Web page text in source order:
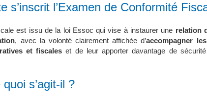
s’inscrit l’Examen de Conformité
est issu de la loi Essoc qui vise à instaurer une relation
, avec la volonté clairement affichée d’accompagner
et fiscales et de leur apporter davantage de
s’agit-il ?